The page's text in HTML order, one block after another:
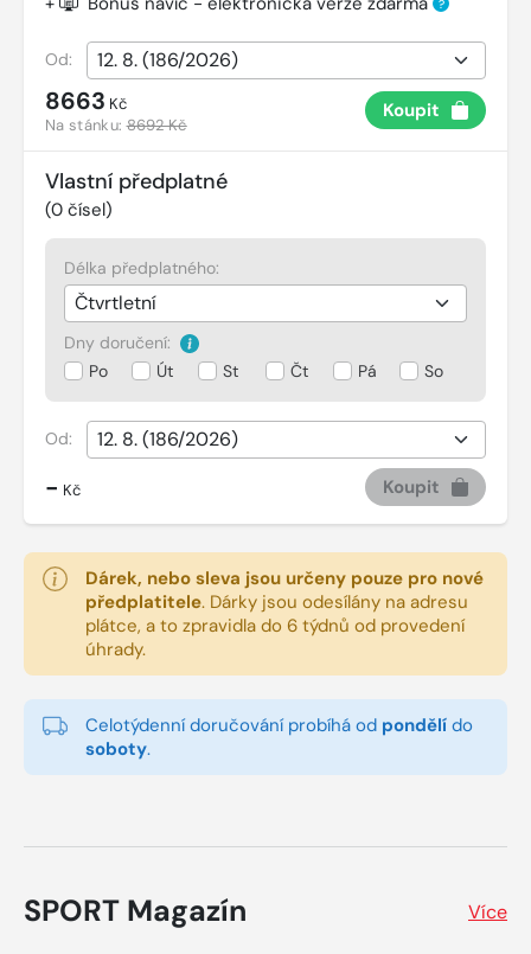
?
Od:
8663 Kč
Na stánku:8692 Kč
Koupit
Vlastní předplatné
(0 čísel)
Délka předplatného:
Dny doručení:
Po
Út St Čt Pá So
Od:
- Kč Koupit
Dárek, nebo sleva jsou určeny pouze pro nové
předplatitele. Dárky jsou odesílány na adresu
plátce, a to zpravidla do 6 týdnů od provedení
úhrady.
Celotýdenní doručování probíhá od pondělí do
soboty.
SPORT Magazín Více